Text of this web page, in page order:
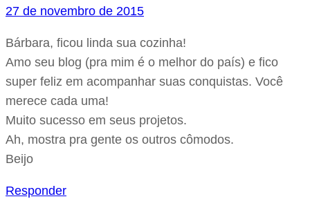
27 de novembro de 2015
Bárbara, ficou linda sua cozinha!
Amo seu blog (pra mim é o melhor do país) e fico
super feliz em acompanhar suas conquistas. Você
merece cada uma!
Muito sucesso em seus projetos.
Ah, mostra pra gente os outros cômodos.
Beijo
Responder